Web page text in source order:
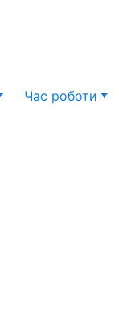
Час роботи